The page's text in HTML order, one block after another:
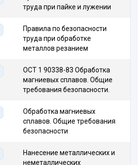
труда при пайке и лужении
Правила по безопасности
труда при обработке
металлов резанием
ОСТ 1 90338-83 Обработка
магниевых сплавов. Общие
требования безопасности.
Обработка магниевых
сплавов. Общие требования
безопасности
Нанесение металлических и
неметаллических